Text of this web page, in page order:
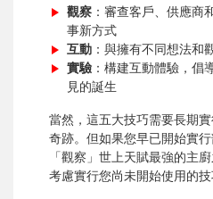
觀察 ：審查客戶、供應商
事新方式
互動 ：與擁有不同想法和
實驗 ：構建互動體驗，倡
見的誕生
當然，這五大技巧需要長期
奇跡。但如果您早已開始實
「觀察」世上天賦最強的主
考慮實行您尚未開始使用的技